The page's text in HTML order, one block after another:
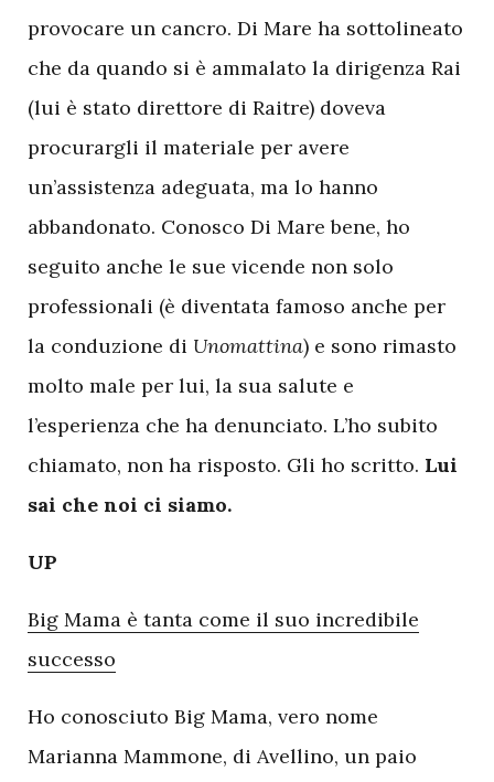
provocare un cancro. Di Mare ha sottolineato
che da quando si è ammalato la dirigenza Rai
(lui è stato direttore di Raitre) doveva
procurargli il materiale per avere
un’assistenza adeguata, ma lo hanno
abbandonato. Conosco Di Mare bene, ho
seguito anche le sue vicende non solo
professionali (è diventata famoso anche per
la conduzione di Unomattina) e sono rimasto
molto male per lui, la sua salute e
l’esperienza che ha denunciato. L’ho subito
chiamato, non ha risposto. Gli ho scritto. Lui
sai che noi ci siamo.
UP
Big Mama è tanta come il suo incredibile
successo
Ho conosciuto Big Mama, vero nome
Marianna Mammone, di Avellino, un paio